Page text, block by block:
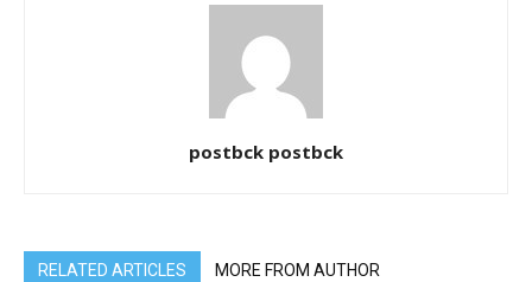
postbck postbck
RELATED ARTICLES MORE FROM AUTHOR